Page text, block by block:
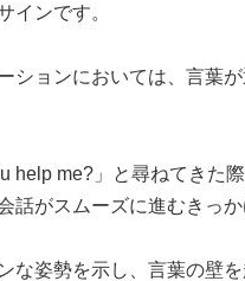
インです。
ションにおいては、言葉
help me?」と尋ねてきた
話がスムーズに進むきっか
な姿勢を示し、言葉の壁